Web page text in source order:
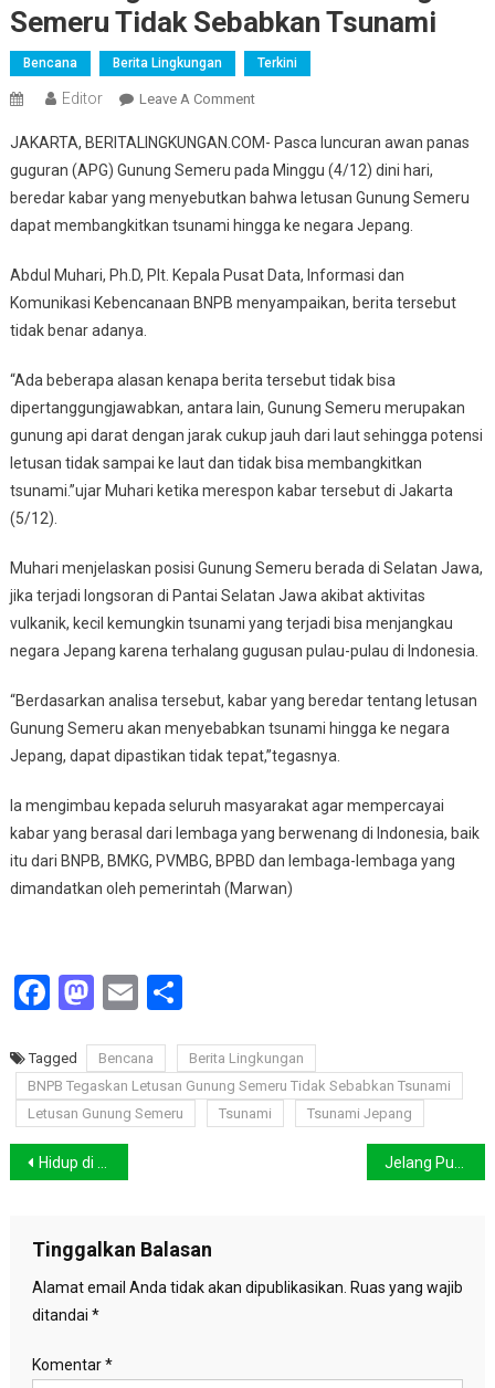
Semeru Tidak Sebabkan Tsunami
Bencana Berita Lingkungan Terkini
Editor Leave A CommentOn
Tegaskan
Letusan
Gunung
Semeru
Sebabkan
Tsunami
JAKARTA, BERITALINGKUNGAN.COM- Pasca luncuran awan panas
guguran (APG) Gunung Semeru pada Minggu (4/12) dini hari,
beredar kabar yang menyebutkan bahwa letusan Gunung Semeru
dapat membangkitkan tsunami hingga ke negara Jepang.
Abdul Muhari, Ph.D, Plt. Kepala Pusat Data, Informasi dan
Komunikasi Kebencanaan BNPB menyampaikan, berita tersebut
tidak benar adanya.
“Ada beberapa alasan kenapa berita tersebut tidak bisa
dipertanggungjawabkan, antara lain, Gunung Semeru merupakan
gunung api darat dengan jarak cukup jauh dari laut sehingga potensi
letusan tidak sampai ke laut dan tidak bisa membangkitkan
tsunami.”ujar Muhari ketika merespon kabar tersebut di Jakarta
(5/12).
Muhari menjelaskan posisi Gunung Semeru berada di Selatan Jawa,
jika terjadi longsoran di Pantai Selatan Jawa akibat aktivitas
vulkanik, kecil kemungkin tsunami yang terjadi bisa menjangkau
negara Jepang karena terhalang gugusan pulau-pulau di Indonesia.
“Berdasarkan analisa tersebut, kabar yang beredar tentang letusan
Gunung Semeru akan menyebabkan tsunami hingga ke negara
Jepang, dapat dipastikan tidak tepat,”tegasnya.
Ia mengimbau kepada seluruh masyarakat agar mempercayai
kabar yang berasal dari lembaga yang berwenang di Indonesia, baik
itu dari BNPB, BMKG, PVMBG, BPBD dan lembaga-lembaga yang
dimandatkan oleh pemerintah (Marwan)
Facebook
Mastodon
EmailShare
Tagged Bencana
Berita Lingkungan
BNPB Tegaskan Letusan Gunung Semeru Tidak Sebabkan Tsunami
Letusan Gunung Semeru
Tsunami Tsunami Jepang
Navigasi
Hidup di Negeri Bayang Bencana, Bagaikan Tidur dengan Kalajengking
Tinggalkan Balasan
Alamat email Anda tidak akan dipublikasikan. Ruas yang wajib
ditandai *
Komentar*